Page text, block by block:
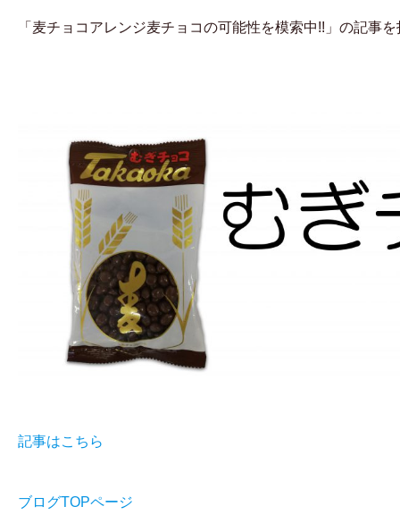
「麦チョコアレンジ麦チョコの可能性を模索中!!」の記事
記事はこちら
ブログTOPページ